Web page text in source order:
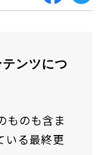
ンツにつ
ものも含ま
いる最終更